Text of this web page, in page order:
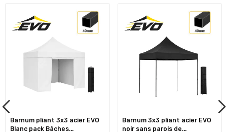
Barnum pliant 3x3 acier EVO
Blanc pack Bâches...
Barnum 3x3 pliant acier EVO
noir sans parois de...